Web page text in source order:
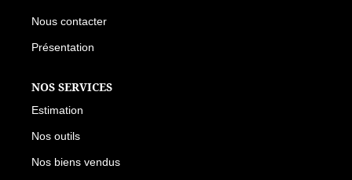
Nous contacter
Présentation
NOS SERVICES
Estimation
Nos outils
Nos biens vendus